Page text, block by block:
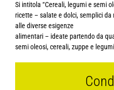
Si intitola “Cereali, legumi e semi
ricette – salate e dolci, semplici
alle diverse esigenze
alimentari – ideate partendo da
semi oleosi, cereali, zuppe e